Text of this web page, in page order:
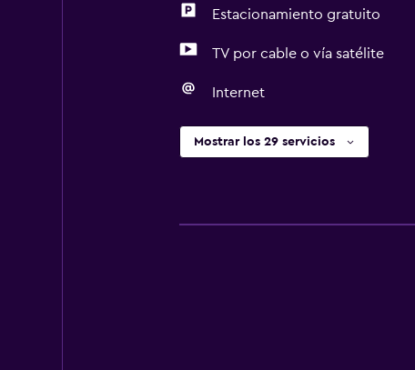
Estacionamiento gratuito
TV por cable o vía satélite
Internet
Mostrar los 29 servicios